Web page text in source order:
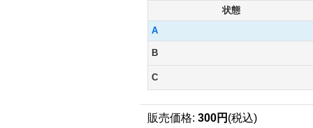
状態
A
B
C
販売価格: 300円 (税込)